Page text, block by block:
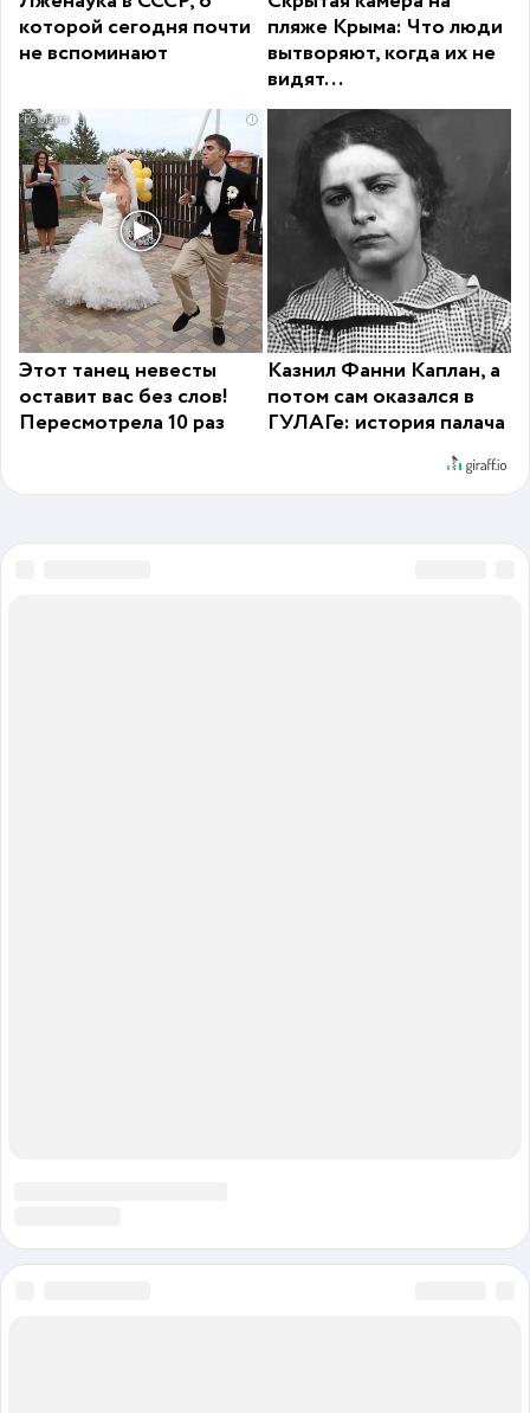
которой сегодня почти
не вспоминают
пляже Крыма: Что люди
вытворяют, когда их не
видят...
i
Этот танец невесты
оставит вас без слов!
Пересмотрела 10 раз
Казнил Фанни Каплан, а
потом сам оказался в
ГУЛАГе: история палача